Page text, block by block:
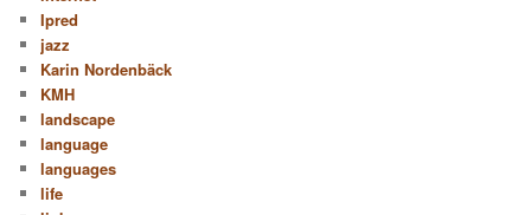
Ipred
jazz
Karin Nordenbäck
KMH
landscape
language
languages
life